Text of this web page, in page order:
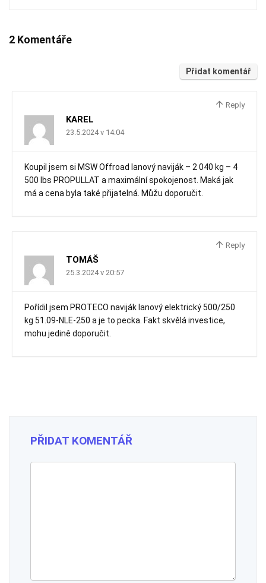
2 Komentáře
Přidat komentář
Reply
KAREL
23.5.2024 v 14:04
Koupil jsem si MSW Offroad lanový naviják – 2 040 kg – 4
500 lbs PROPULLAT a maximální spokojenost. Maká jak
má a cena byla také přijatelná. Můžu doporučit.
Reply
TOMÁŠ
25.3.2024 v 20:57
Pořídil jsem PROTECO naviják lanový elektrický 500/250
kg 51.09-NLE-250 a je to pecka. Fakt skvělá investice,
mohu jedině doporučit.
PŘIDAT KOMENTÁŘ